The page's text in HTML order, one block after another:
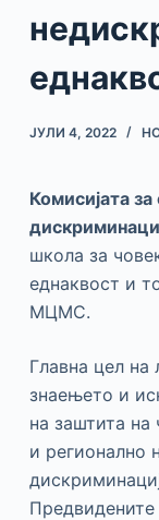
ЈУЛИ 4, 2022
Комисијата
школа за
еднаквост и
МЦМС.
Главна цел на
знаењето и
на заштита на
и регионално